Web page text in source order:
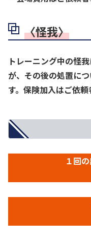
〈怪我〉
トレーニング中の怪
が、その後の処置に
す。保険加入はご依
１回